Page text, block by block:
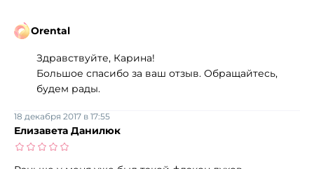
Orental
Здравствуйте, Карина!
Большое спасибо за ваш отзыв. Обращайтесь,
будем рады.
Елизавета Данилюк
18 декабря 2017 в 17:55